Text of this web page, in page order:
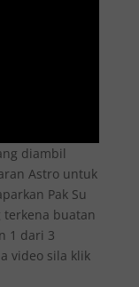
diambil
Astro untuk
Pak Su
terkena buatan
1 dari 3
video sila klik